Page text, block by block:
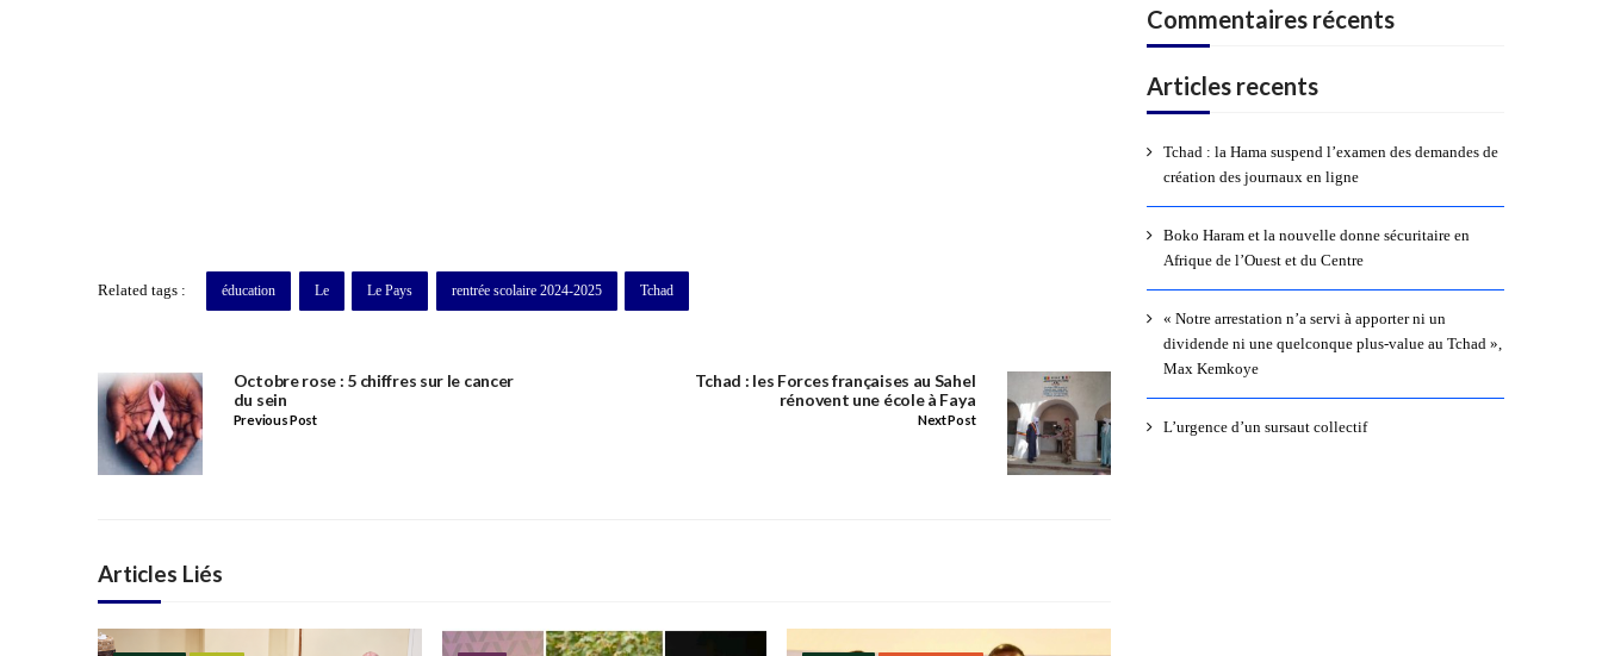
Related tags : éducation Le Le Pays rentrée scolaire 2024-2025 Tchad
Octobre rose : 5 chiffres sur le cancer
du sein
Previous Post
Tchad : les Forces françaises au Sahel
rénovent une école à Faya
Next Post
Articles Liés
Commentaires récents
Articles recents
Tchad : la Hama suspend l’examen des demandes de
création des journaux en ligne
Boko Haram et la nouvelle donne sécuritaire en
Afrique de l’Ouest et du Centre
« Notre arrestation n’a servi à apporter ni un
dividende ni une quelconque plus-value au Tchad »,
Max Kemkoye
L’urgence d’un sursaut collectif